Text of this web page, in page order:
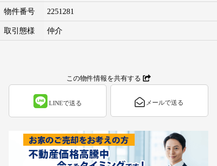
物件番号 2251281
取引態様 仲介
この物件情報を共有する
LINEで送る メールで送る